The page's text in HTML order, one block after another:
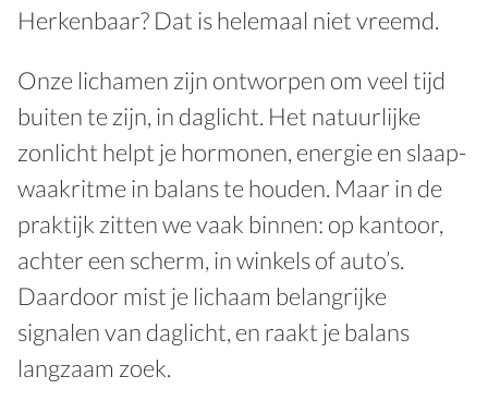
Herkenbaar? Dat is helemaal niet vreemd.
Onze lichamen zijn ontworpen om veel tijd
buiten te zijn, in daglicht. Het natuurlijke
zonlicht helpt je hormonen, energie en slaap-
waakritme in balans te houden. Maar in de
praktijk zitten we vaak binnen: op kantoor,
achter een scherm, in winkels of auto’s.
Daardoor mist je lichaam belangrijke
signalen van daglicht, en raakt je balans
langzaam zoek.